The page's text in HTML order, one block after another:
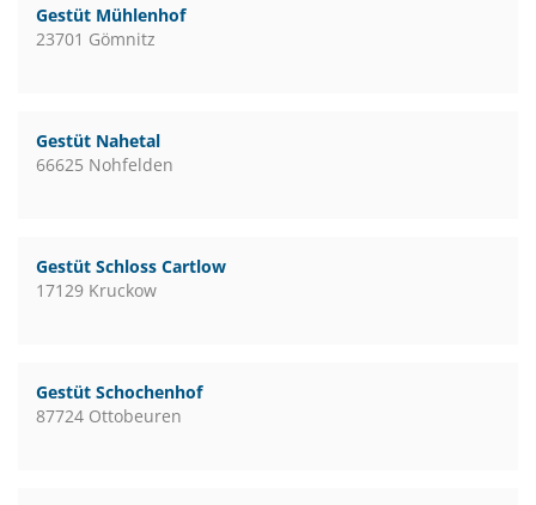
Gestüt Mühlenhof
23701 Gömnitz
Gestüt Nahetal
66625 Nohfelden
Gestüt Schloss Cartlow
17129 Kruckow
Gestüt Schochenhof
87724 Ottobeuren